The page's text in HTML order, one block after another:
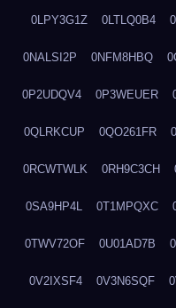
0LPY3G1Z 0LTLQ0B4
0NALSI2P 0NFM8HBQ
0P2UDQV4 0P3WEUER
0QLRKCUP 0QO261FR
0RCWTWLK 0RH9C3CH
0SA9HP4L 0T1MPQXC
0TWV72OF 0U01AD7B
0V2IXSF4 0V3N6SQF